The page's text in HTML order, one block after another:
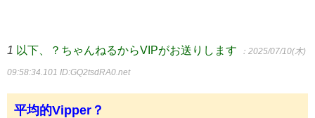
1 以下、？ちゃんねるからVIPがお送りします ：2025/07/10(木)
09:58:34.101 ID:GQ2tsdRA0.net
平均的Vipper？